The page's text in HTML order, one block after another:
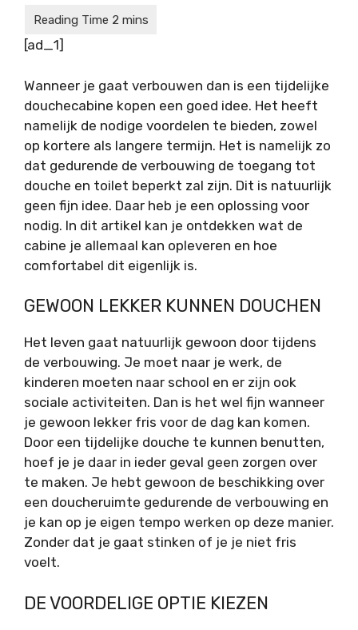
[ad_1]
Wanneer je gaat verbouwen dan is een tijdelijke
douchecabine kopen een goed idee. Het heeft
namelijk de nodige voordelen te bieden, zowel
op kortere als langere termijn. Het is namelijk zo
dat gedurende de verbouwing de toegang tot
douche en toilet beperkt zal zijn. Dit is natuurlijk
geen fijn idee. Daar heb je een oplossing voor
nodig. In dit artikel kan je ontdekken wat de
cabine je allemaal kan opleveren en hoe
comfortabel dit eigenlijk is.
GEWOON LEKKER KUNNEN DOUCHEN
Het leven gaat natuurlijk gewoon door tijdens
de verbouwing. Je moet naar je werk, de
kinderen moeten naar school en er zijn ook
sociale activiteiten. Dan is het wel fijn wanneer
je gewoon lekker fris voor de dag kan komen.
Door een tijdelijke douche te kunnen benutten,
hoef je je daar in ieder geval geen zorgen over
te maken. Je hebt gewoon de beschikking over
een doucheruimte gedurende de verbouwing en
je kan op je eigen tempo werken op deze manier.
Zonder dat je gaat stinken of je je niet fris
voelt.
DE VOORDELIGE OPTIE KIEZEN